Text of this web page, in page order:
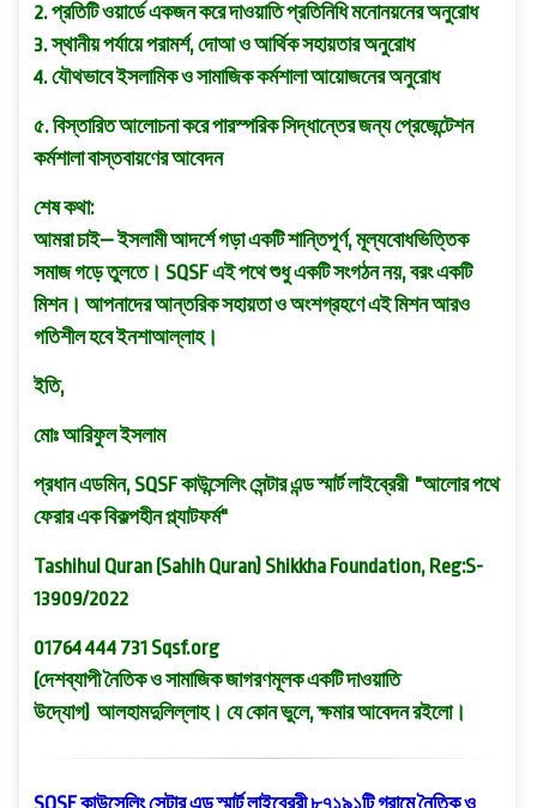
2. প্রতিটি ওয়ার্ডে একজন করে দাওয়াতি প্রতিনিধি মনোনয়নের অনুরোধ
3. স্থানীয় পর্যায়ে পরামর্শ, দোআ ও আর্থিক সহায়তার অনুরোধ
4. যৌথভাবে ইসলামিক ও সামাজিক কর্মশালা আয়োজনের অনুরোধ
৫. বিস্তারিত আলোচনা করে পারস্পরিক সিদ্ধান্তের জন্য প্রেজেন্টেশন
কর্মশালা বাস্তবায়ণের আবেদন
শেষ কথা:
আমরা চাই— ইসলামী আদর্শে গড়া একটি শান্তিপূর্ণ, মূল্যবোধভিত্তিক
সমাজ গড়ে তুলতে। SQSF এই পথে শুধু একটি সংগঠন নয়, বরং একটি
মিশন। আপনাদের আন্তরিক সহায়তা ও অংশগ্রহণে এই মিশন আরও
গতিশীল হবে ইনশাআল্লাহ।
ইতি,
মোঃ আরিফুল ইসলাম
প্রধান এডমিন, SQSF কাউন্সেলিং সেন্টার এন্ড স্মার্ট লাইব্রেরী "আলোর পথে
ফেরার এক বিকল্পহীন প্ল্যাটফর্ম"
Tashihul Quran (Sahih Quran) Shikkha Foundation, Reg:S-
13909/2022
01764 444 731 Sqsf.org
(দেশব্যাপী নৈতিক ও সামাজিক জাগরণমূলক একটি দাওয়াতি
উদ্যোগ) আলহামদুলিল্লাহ। যে কোন ভুলে, ক্ষমার আবেদন রইলো।